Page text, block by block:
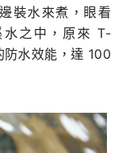
裝水來煮，眼看
之中，原來 T-
水效能，達 100